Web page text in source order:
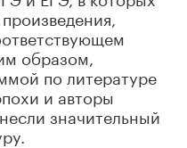
образом,
по литературе
и авторы
значительный